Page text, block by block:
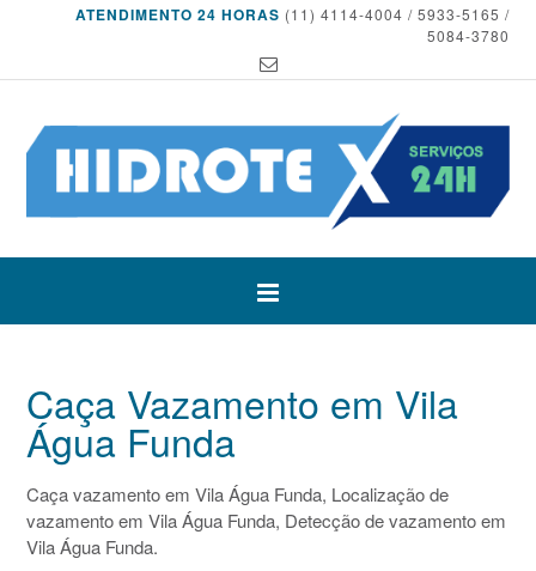
ATENDIMENTO 24 HORAS (11) 4114-4004 / 5933-5165 /
5084-3780
Caça Vazamento em Vila
Água Funda
Caça vazamento em Vila Água Funda, Localização de
vazamento em Vila Água Funda, Detecção de vazamento em
Vila Água Funda.